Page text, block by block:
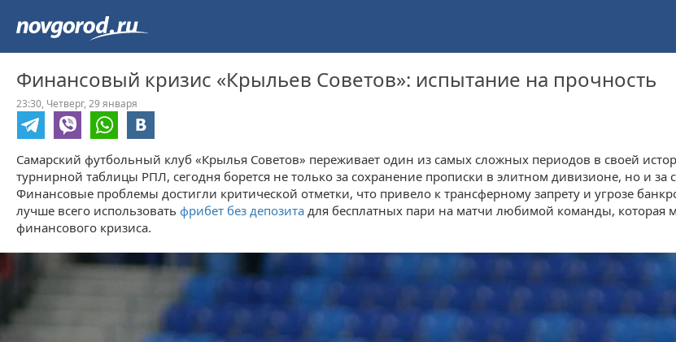
Финансовый кризис «Крыльев Советов»: испытание на прочность
23:30, Четверг, 29 января
Самарский футбольный клуб «Крылья Советов» переживает один из самых сложных периодов в своей
турнирной таблицы РПЛ, сегодня борется не только за сохранение прописки в элитном дивизионе, но и за
Финансовые проблемы достигли критической отметки, что привело к трансферному запрету и угрозе
лучше всего использовать фрибет без депозита для бесплатных пари на матчи любимой команды, которая
финансового кризиса.